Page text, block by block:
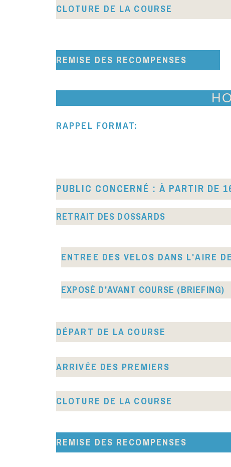
CLOTURE DE LA COURSE
REMISE DES RECOMPENSES
RAPPEL FORMAT:
PUBLIC CONCERNÉ : À PARTIR DE
RETRAIT DES DOSSARDS
ENTREE DES VELOS DANS L'AIRE
EXPOSÉ D'AVANT COURSE (BRIEFING)​
DÉPART DE LA COURSE
ARRIVÉE DES PREMIERS
CLOTURE DE LA COURSE
REMISE DES RECOMPENSES